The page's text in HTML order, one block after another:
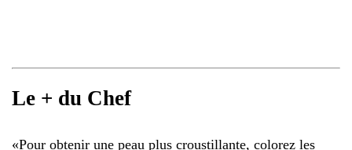
Le + du Chef
«Pour obtenir une peau plus croustillante, colorez les